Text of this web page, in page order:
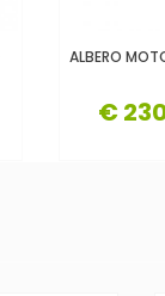
ALBERO
€